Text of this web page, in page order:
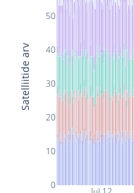
0
10
20
30
40
50
Satelliitide arv